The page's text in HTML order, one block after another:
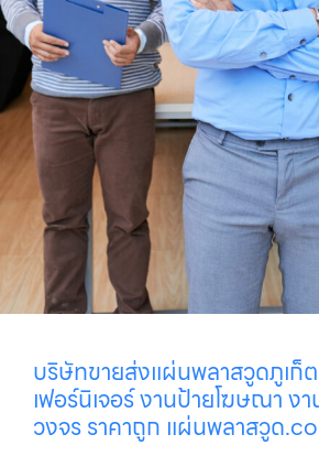
บริษัทขายส่งแผ่นพลาสวูดภูเก็
เฟอร์นิเจอร์ งานป้ายโฆษณา ง
วงจร ราคาถูก แผ่นพลาสวูด